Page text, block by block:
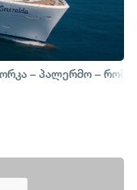
– პალერმო – რომი